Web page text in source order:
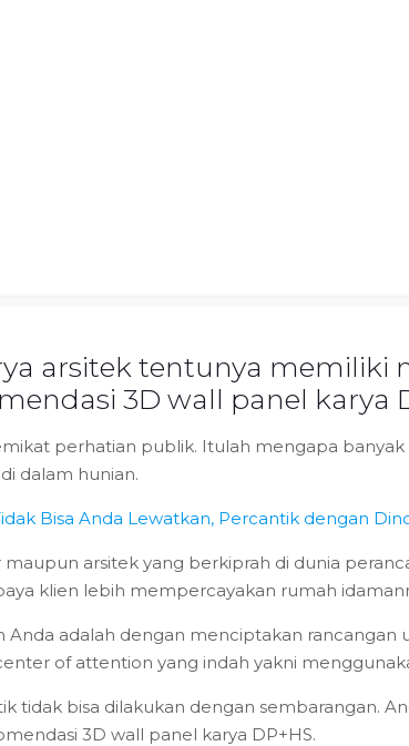
arsitek tentunya memiliki
3D wall panel karya
perhatian publik. Itulah mengapa
dalam hunian.
Bisa Anda Lewatkan, Percantik dengan
arsitek yang berkiprah di dunia
klien lebih mempercayakan rumah
adalah dengan menciptakan rancangan
of attention yang indah yakni
tidak bisa dilakukan dengan sembarangan.
3D wall panel karya DP+HS.